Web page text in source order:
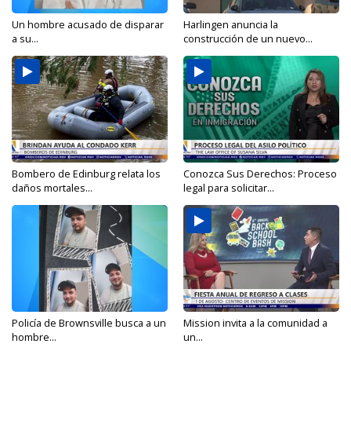
Un hombre acusado de disparar
a su...
Harlingen anuncia la
construcción de un nuevo...
Bombero de Edinburg relata los
daños mortales...
Conozca Sus Derechos: Proceso
legal para solicitar...
Policía de Brownsville busca a un
hombre...
Mission invita a la comunidad a
un...